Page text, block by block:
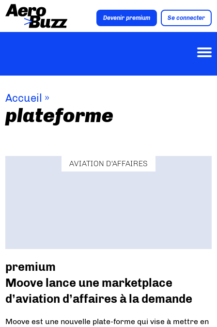
Devenir premium Se connecter
Accueil »
plateforme
AVIATION D'AFFAIRES
premium
Moove lance une marketplace
d’aviation d’affaires à la demande
Moove est une nouvelle plate-forme qui vise à mettre en